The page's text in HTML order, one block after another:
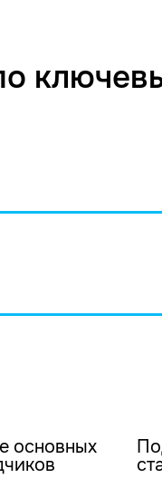
основных